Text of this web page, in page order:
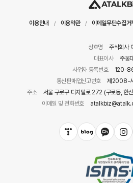
이용안내 / 이용약관 / 이메일무단수집거
상호명
주식회사
대표이사
주웅
사업자 등록번호
120-
통신판매업신고번호
제2008-
주소
서울 구로구 디지털로 272 (구로동, 한
이메일 및 전화번호